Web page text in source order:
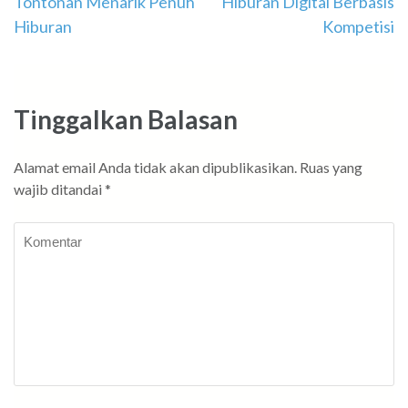
Navigasi
pos
Hiburan
Kompetisi
Tinggalkan Balasan
Alamat email Anda tidak akan dipublikasikan. Ruas yang
wajib ditandai *